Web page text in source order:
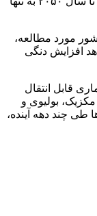
محققان، با این حال، ۱۷ کشور از ۲۱ کشور مورد مطالعه،
افزایش دنگی
قابل انتقال
بولیوی و
درصدی عفونت‌ها طی چند دهه آینده،